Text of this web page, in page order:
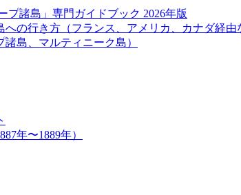
プ諸島」専門ガイドブック 2026年版
の行き方（フランス、アメリカ、カナダ経由
島、マルティニーク島）
年〜1889年）